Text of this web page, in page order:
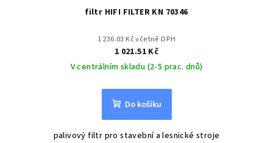
filtr HIFI FILTER KN 70346
1 236.03 Kč včetně DPH
1 021.51 Kč
V centrálním skladu (2-5 prac. dnů)
Do košíku
palivový filtr pro stavební a lesnické stroje